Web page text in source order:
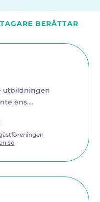
BERÄTTAR
utbildningen
ens….